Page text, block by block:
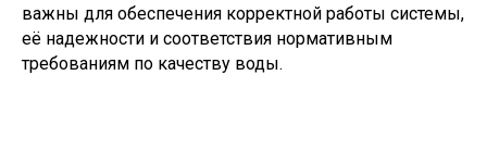
важны для обеспечения корректной работы системы,
её надежности и соответствия нормативным
требованиям по качеству воды.